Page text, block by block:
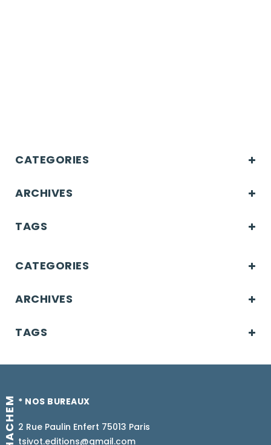
CATEGORIES
ARCHIVES
TAGS
CATEGORIES
ARCHIVES
TAGS
* NOS BUREAUX
2 Rue Paulin Enfert 75013 Paris
tsivot.editions@gmail.com